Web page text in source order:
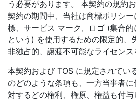
う必要があります。 本契約の規約
契約の期間中、当社は商標ポリシ
標、サービス マーク、ロゴ (集合的
という) を使用するための限定的、
非独占的、譲渡不可能なライセンス
本契約および TOS に規定されてい
のどのような条項も、一方当事者
対するどの権利、権原、権益も付与